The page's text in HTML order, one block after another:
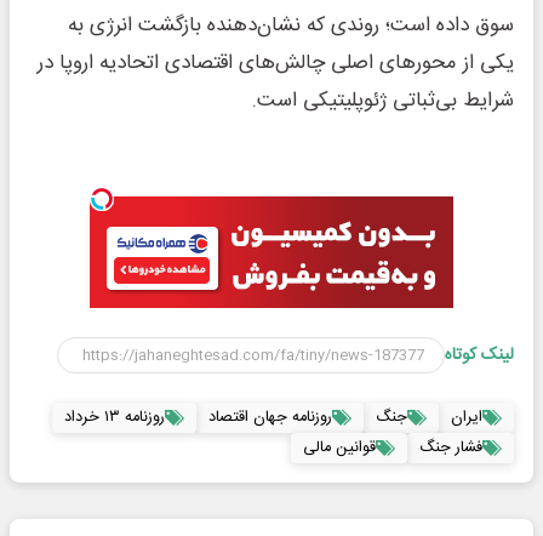
سوق داده است؛ روندی که نشان‌دهنده بازگشت انرژی به
یکی از محورهای اصلی چالش‌های اقتصادی اتحادیه اروپا در
شرایط بی‌ثباتی ژئوپلیتیکی است.
لینک کوتاه
ایران جنگ روزنامه جهان اقتصاد
روزنامه ۱۳ خرداد
فشار جنگ
قوانین مالی